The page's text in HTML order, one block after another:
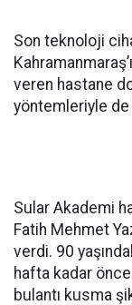
Son teknoloji
veren hastane
yöntemleriyle de
Sular Akademi
Fatih Mehmet
verdi. 90
hafta kadar önce
bulantı kusma